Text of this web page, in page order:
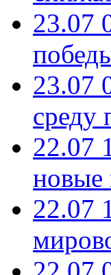
23.07
23.07
среду
22.07
новые
22.07